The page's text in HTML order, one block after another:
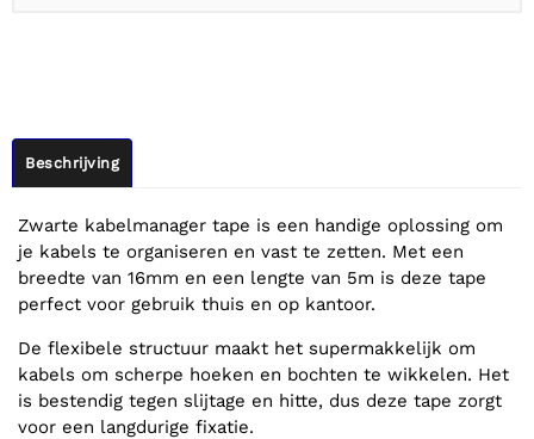
Beschrijving
Zwarte kabelmanager tape is een handige oplossing om
je kabels te organiseren en vast te zetten. Met een
breedte van 16mm en een lengte van 5m is deze tape
perfect voor gebruik thuis en op kantoor.
De flexibele structuur maakt het supermakkelijk om
kabels om scherpe hoeken en bochten te wikkelen. Het
is bestendig tegen slijtage en hitte, dus deze tape zorgt
voor een langdurige fixatie.